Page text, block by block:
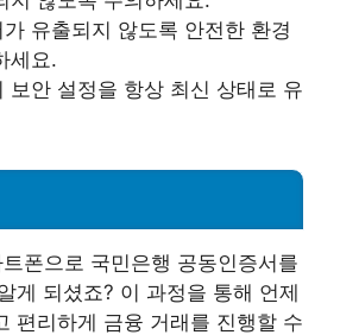
유출되지 않도록 안전한 환경
세요.
보안 설정을 항상 최신 상태로 유
폰으로 국민은행 공동인증서를
게 되셨죠? 이 과정을 통해 언제
편리하게 금융 거래를 진행할 수